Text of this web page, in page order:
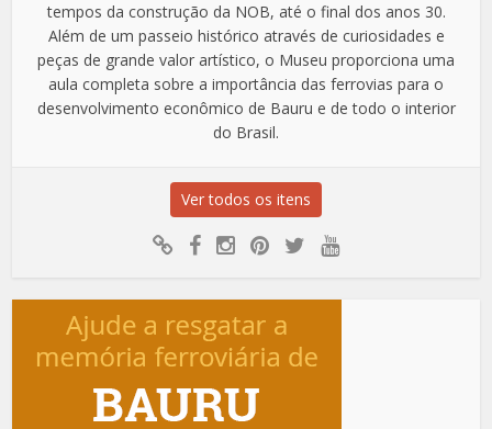
tempos da construção da NOB, até o final dos anos 30.
Além de um passeio histórico através de curiosidades e
peças de grande valor artístico, o Museu proporciona uma
aula completa sobre a importância das ferrovias para o
desenvolvimento econômico de Bauru e de todo o interior
do Brasil.
Ver todos os itens